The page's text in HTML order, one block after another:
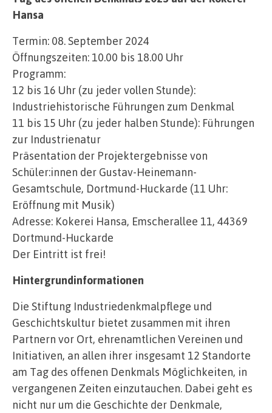
Hansa
Termin: 08. September 2024
Öffnungszeiten: 10.00 bis 18.00 Uhr
Programm:
12 bis 16 Uhr (zu jeder vollen Stunde):
Industriehistorische Führungen zum Denkmal
11 bis 15 Uhr (zu jeder halben Stunde): Führungen
zur Industrienatur
Präsentation der Projektergebnisse von
Schüler:innen der Gustav-Heinemann-
Gesamtschule, Dortmund-Huckarde (11 Uhr:
Eröffnung mit Musik)
Adresse: Kokerei Hansa, Emscherallee 11, 44369
Dortmund-Huckarde
Der Eintritt ist frei!
Hintergrundinformationen
Die Stiftung Industriedenkmalpflege und
Geschichtskultur bietet zusammen mit ihren
Partnern vor Ort, ehrenamtlichen Vereinen und
Initiativen, an allen ihrer insgesamt 12 Standorte
am Tag des offenen Denkmals Möglichkeiten, in
vergangenen Zeiten einzutauchen. Dabei geht es
nicht nur um die Geschichte der Denkmale,